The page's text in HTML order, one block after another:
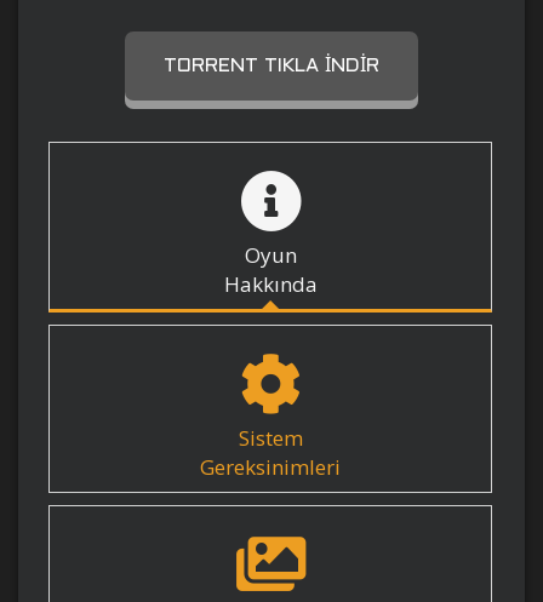
TORRENT TIKLA İNDIR
Oyun
Hakkında
Sistem
Gereksinimleri